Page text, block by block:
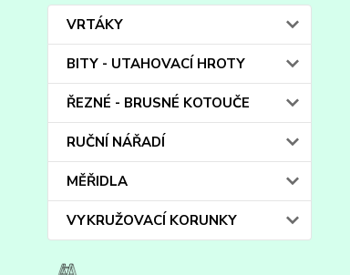
VRTÁKY
BITY - UTAHOVACÍ HROTY
ŘEZNÉ - BRUSNÉ KOTOUČE
RUČNÍ NÁŘADÍ
MĚŘIDLA
VYKRUŽOVACÍ KORUNKY